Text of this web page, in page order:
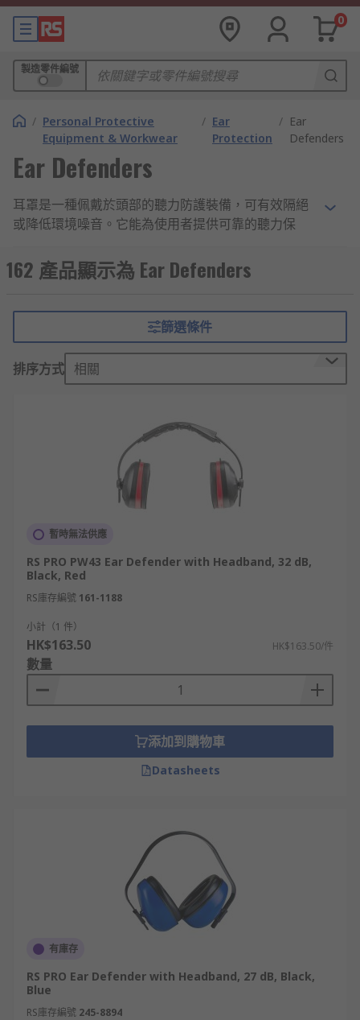
0
製造零件編號
/ Personal Protective
Equipment & Workwear
/ Ear
Protection
/ Ear
Defenders
Ear Defenders
耳罩是一種佩戴於頭部的聽力防護裝備，可有效隔絕
或降低環境噪音。它能為使用者提供可靠的聽力保
耳罩的常見種類
市面上的耳罩主要可分為以下幾類：
被動式降噪耳罩: 利用吸音泡棉墊及密封耳罩設
計形成物理隔音屏障，阻隔外界噪音傳入耳
主動式降噪/電子耳罩: 利用電子技術協助降低噪
音，並提升環境聲音及語音的辨識能力。部分
型號更配備環境聲音放大或通訊功能，適合需
要兼顧聽力保護及溝通的工作場合。
頭帶式耳罩: 採用可調節頭帶設計，佩戴方便且
全帽的工業、建築、木工及園藝等作業使用。
安全帽連接式 / 帽盔式耳罩: 可直接安裝於安全
用。此類耳罩適合建築工地、高空作業及其他
需要頭部防護的工作環境。
頸帶式 / 頸掛式耳罩: 採用頸後彈性帶設計，將
耳罩固定於雙耳，可配合安全帽、面罩或其他
要同時佩戴多種個人防護裝備的工作環境。
隔音耳罩的常見行業用途
航空業與機場地勤: 機場地勤人員長期暴露於飛
機引擎運轉時產生的極高噪音環境中，隔音耳
罩能有效保護聽力免受損害。主動式降噪耳罩
更可讓地勤人員在噪音環境中仍能清晰接收指
令，確保地面作業安全。
建築地盤、道路工程與採礦業: 鑽孔、爆破、挖
掘及使用重型機械作業時會持續產生強烈噪
音。抗噪耳罩能為施工人員提供可靠的聽力防
護，降低職業性噪音傷害的風險。
162 產品顯示為 Ear Defenders
篩選條件
排序方式 相關
暫時無法供應
RS PRO PW43 Ear Defender with Headband, 32 dB,
Black, Red
RS庫存編號 161-1188
小計（1 件）
HK$163.50 HK$163.50/件
數量
添加到購物車
Datasheets
有庫存
RS PRO Ear Defender with Headband, 27 dB, Black,
Blue
RS庫存編號 245-8894